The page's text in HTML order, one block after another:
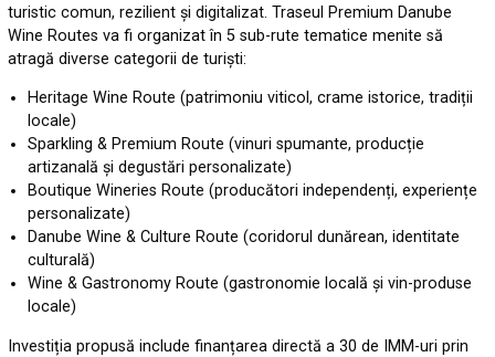
turistic comun, rezilient și digitalizat. Traseul Premium Danube
Wine Routes va fi organizat în 5 sub-rute tematice menite să
atragă diverse categorii de turiști:
Heritage Wine Route (patrimoniu viticol, crame istorice, tradiții
locale)
Sparkling & Premium Route (vinuri spumante, producție
artizanală și degustări personalizate)
Boutique Wineries Route (producători independenți, experiențe
personalizate)
Danube Wine & Culture Route (coridorul dunărean, identitate
culturală)
Wine & Gastronomy Route (gastronomie locală și vin-produse
locale)
Investiția propusă include finanțarea directă a 30 de IMM-uri prin